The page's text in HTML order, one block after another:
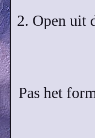
2. Open uit
Pas het